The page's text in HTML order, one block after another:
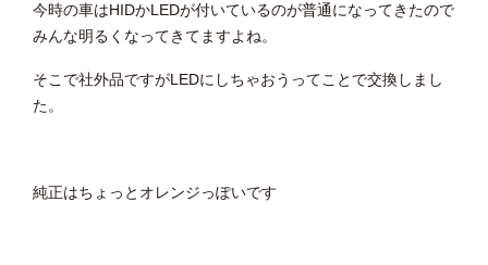
今時の車はHIDかLEDが付いているのが普通になってきたので
みんな明るくなってきてますよね。
そこで社外品ですがLEDにしちゃおうってことで交換しまし
た。
純正はちょっとオレンジっぽいです